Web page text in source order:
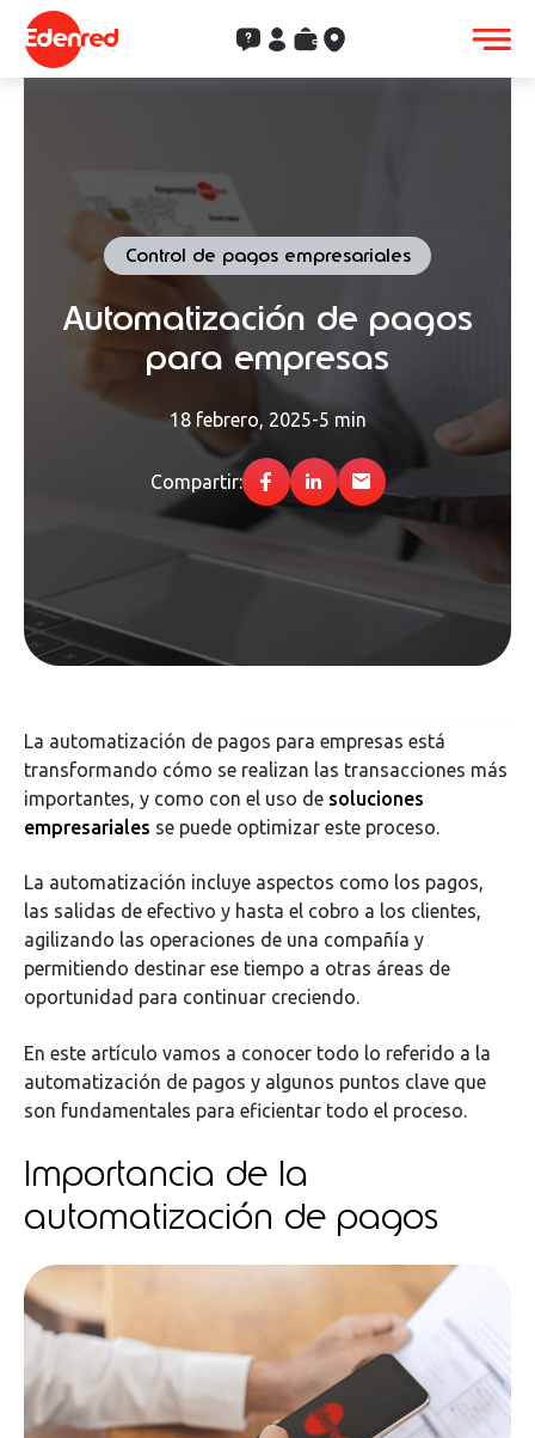
Contacto
Clientes
SaldoAceptación
Control de pagos empresariales
Automatización de pagos
para empresas
18 febrero, 2025-5 min
Compartir:
La automatización de pagos para empresas está
transformando cómo se realizan las transacciones más
importantes, y como con el uso de soluciones
empresariales se puede optimizar este proceso.
La automatización incluye aspectos como los pagos,
las salidas de efectivo y hasta el cobro a los clientes,
agilizando las operaciones de una compañía y
permitiendo destinar ese tiempo a otras áreas de
oportunidad para continuar creciendo.
En este artículo vamos a conocer todo lo referido a la
automatización de pagos y algunos puntos clave que
son fundamentales para eficientar todo el proceso.
Importancia de la
automatización de pagos